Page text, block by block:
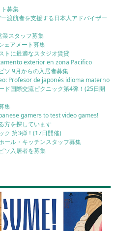
募集
渡航者を支援する日本人アドバイザー
業スタッフ募集
ェアメート募集
トに最適なスタジオ賃貸
exterior en zona Pacifico
ソ 9月からの入居者募集
Profesor de japonés idioma materno
ド国際交流ピクニック第4弾！(25日開
集
gamers to test video games!
方を探しています
ク 第3弾！(17日開催)
ール・キッチンスタッフ募集
ソ入居者を募集